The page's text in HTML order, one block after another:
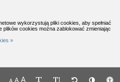
-
linków
wykorzystują pliki cookies, aby spełniać
plików cookies można zablokować zmieniając
»
Menu górne - dostępność strony
A A A